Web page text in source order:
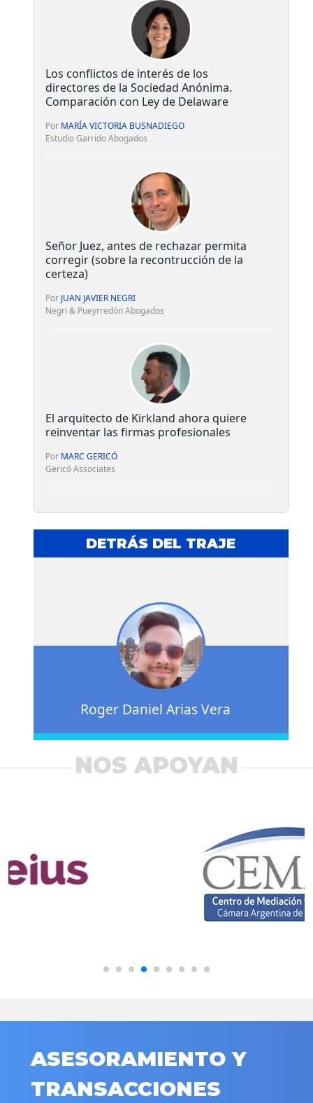
Los conflictos de interés de los
directores de la Sociedad Anónima.
Comparación con Ley de Delaware
Por MARÍA VICTORIA BUSNADIEGO
Estudio Garrido Abogados
Señor Juez, antes de rechazar permita
corregir (sobre la recontrucción de la
certeza)
Por JUAN JAVIER NEGRI
Negri & Pueyrredón Abogados
El arquitecto de Kirkland ahora quiere
reinventar las firmas profesionales
Por MARC GERICÓ
Gericó Associates
DETRÁS DEL TRAJE
Roger Daniel Arias Vera
NOS APOYAN
ASESORAMIENTO Y
TRANSACCIONES